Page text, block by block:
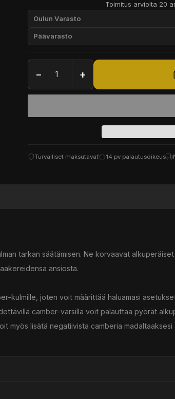
Toimitus arviolta 20
Oulun Varasto
Päävarasto
− +
Turvalliset maksutavat 14 pv palautusoikeus
tarkan säätämisen. Ne korvaavat
ansiosta.
kulmille, joten voit määrittää haluamasi
camber-varsilla voit palauttaa pyörät
myös lisätä negatiivista camberia madaltaaksesi